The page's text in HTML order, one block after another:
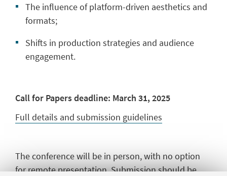
The influence of platform-driven aesthetics and
formats;
Shifts in production strategies and audience
engagement.
Call for Papers deadline: March 31, 2025
Full details and submission guidelines
The conference will be in person, with no option
for remote presentation. Submission should be